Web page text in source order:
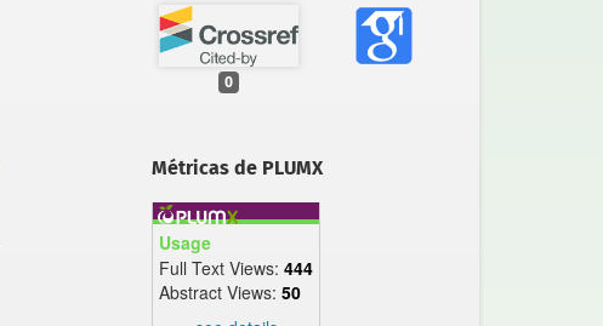
0
Métricas de PLUMX
Usage
Full Text Views: 444
Abstract Views: 50